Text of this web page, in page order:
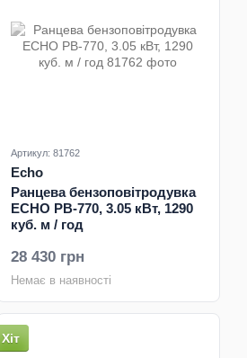
Артикул: 81762
Echo
Ранцева бензоповітродувка
ECHO PB-770, 3.05 кВт, 1290
куб. м / год
28 430 грн
Немає в наявності
Хіт